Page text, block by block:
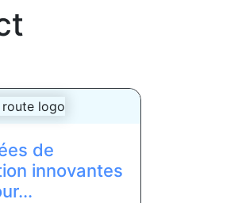
de
innovantes